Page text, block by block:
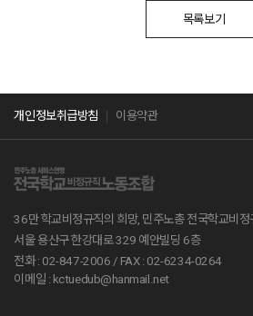
목록보기
개인정보취급방침 이용약관
민주노총
전교조
공무원노조
진보당
36만 학교비정규직의 희망, 민주노총 전국학교비
서울 용산구 한강대로 329 예안빌딩 6층
전화 : 02-847-2006 / FAX : 02-6234-0264
이메일 : kctuedub@hanmail.net